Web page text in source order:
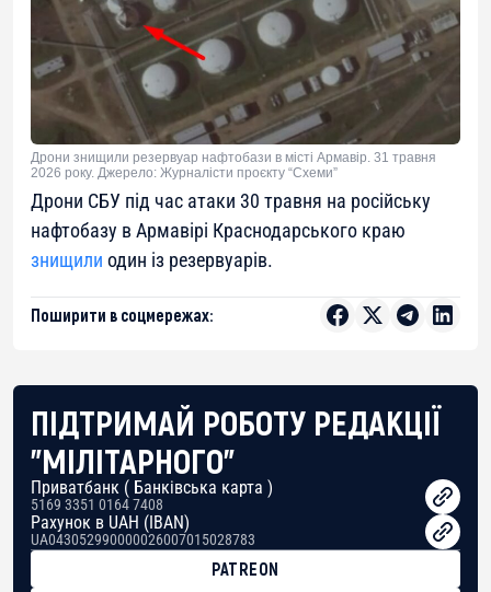
Дрони знищили резервуар нафтобази в місті Армавір. 31 травня
2026 року. Джерело: Журналісти проєкту “Схеми”
Дрони СБУ під час атаки 30 травня на російську
нафтобазу в Армавірі Краснодарського краю
знищили один із резервуарів.
Поширити в соцмережах:
ПІДТРИМАЙ РОБОТУ РЕДАКЦІЇ
"МІЛІТАРНОГО"
Приватбанк ( Банківська карта )
5169 3351 0164 7408
Рахунок в UAH (IBAN)
UA043052990000026007015028783
PATREON